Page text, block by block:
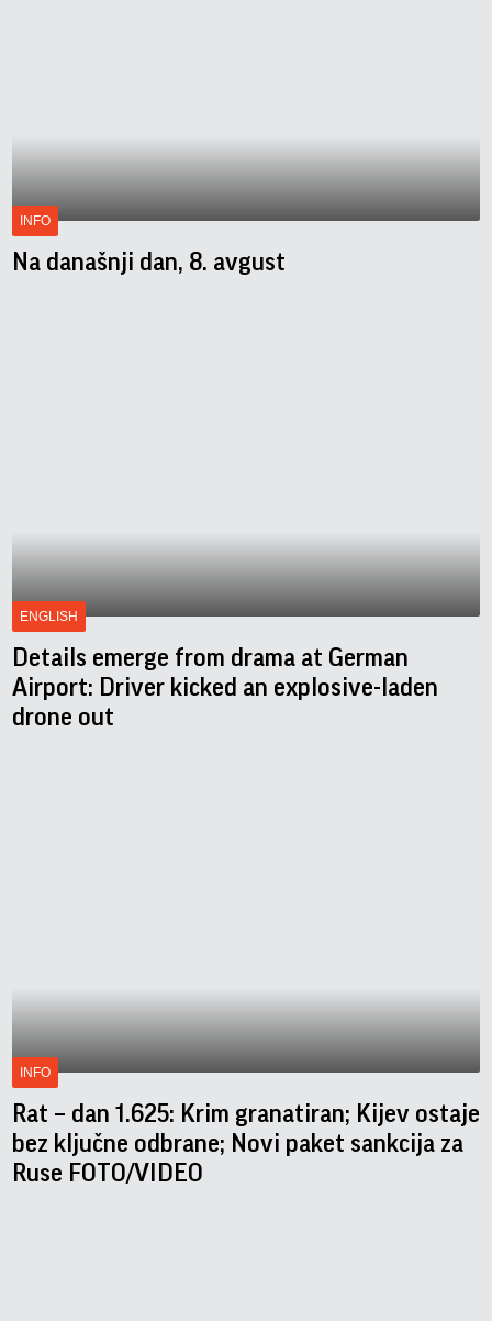
INFO
Na današnji dan, 8. avgust
ENGLISH
Details emerge from drama at German
Airport: Driver kicked an explosive-laden
drone out
INFO
Rat – dan 1.625: Krim granatiran; Kijev ostaje
bez ključne odbrane; Novi paket sankcija za
Ruse FOTO/VIDEO